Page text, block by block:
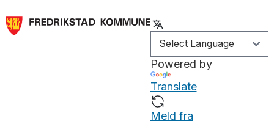
Powered by
Translate
Meld fra